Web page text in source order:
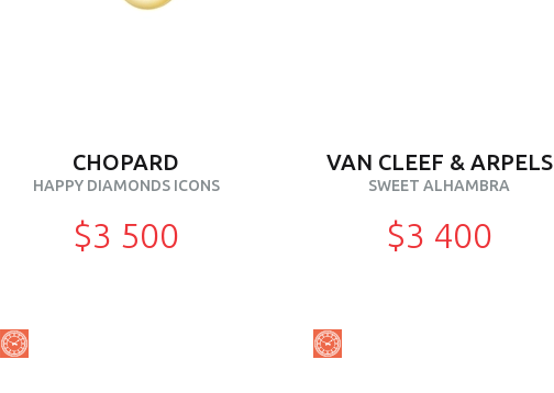
CHOPARD
HAPPY DIAMONDS ICONS
$3 500
VAN CLEEF & ARPELS
SWEET ALHAMBRA
$3 400